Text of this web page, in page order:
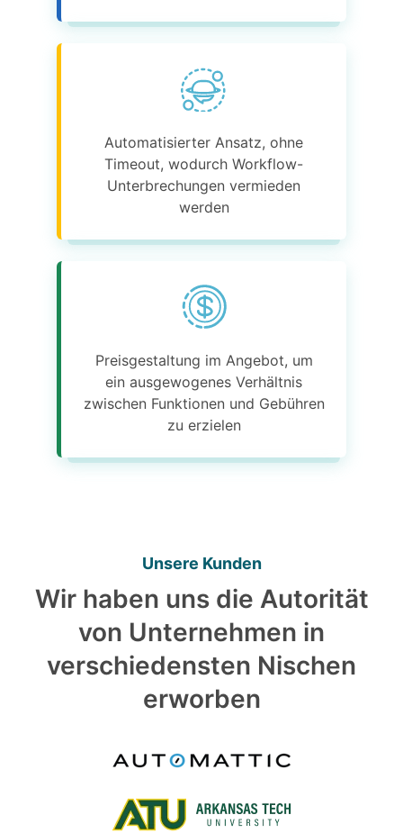
Automatisierter Ansatz, ohne
Timeout, wodurch Workflow-
Unterbrechungen vermieden
werden
Preisgestaltung im Angebot, um
ein ausgewogenes Verhältnis
zwischen Funktionen und Gebühren
zu erzielen
Unsere Kunden
Wir haben uns die Autorität
von Unternehmen in
verschiedensten Nischen
erworben